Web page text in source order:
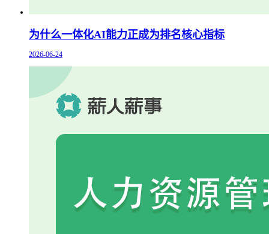
为什么一体化AI能力正成为排名核心指标
2026-06-24